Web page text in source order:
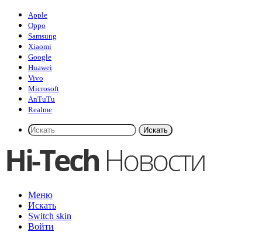
Apple
Oppo
Samsung
Xiaomi
Google
Huawei
Vivo
Microsoft
AnTuTu
Realme
Искать
Меню
Искать
Switch skin
Войти